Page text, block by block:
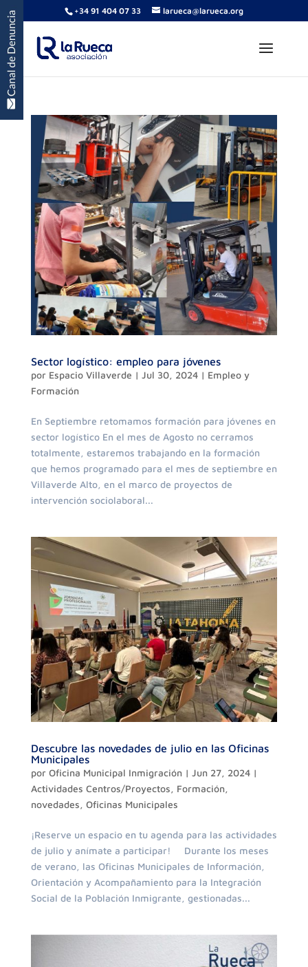
+34 91 404 07 33 larueca@larueca.org
Sector logístico: empleo para jóvenes
por Espacio Villaverde | Jul 30, 2024| Empleo y
Formación
En Septiembre retomamos formación para jóvenes en
sector logístico En el mes de Agosto no cerramos
totalmente, estaremos trabajando en la formación
que hemos programado para el mes de septiembre en
Villaverde Alto, en el marco de proyectos de
intervención sociolaboral...
Descubre las novedades de julio en las Oficinas
Municipales
por Oficina Municipal Inmigración| Jun 27, 2024|
Actividades Centros/Proyectos, Formación,
novedades, Oficinas Municipales
¡Reserve un espacio en tu agenda para las actividades
de julio y anímate a participar! Durante los meses
de verano, las Oficinas Municipales de Información,
Orientación y Acompañamiento para la Integración
Social de la Población Inmigrante, gestionadas...